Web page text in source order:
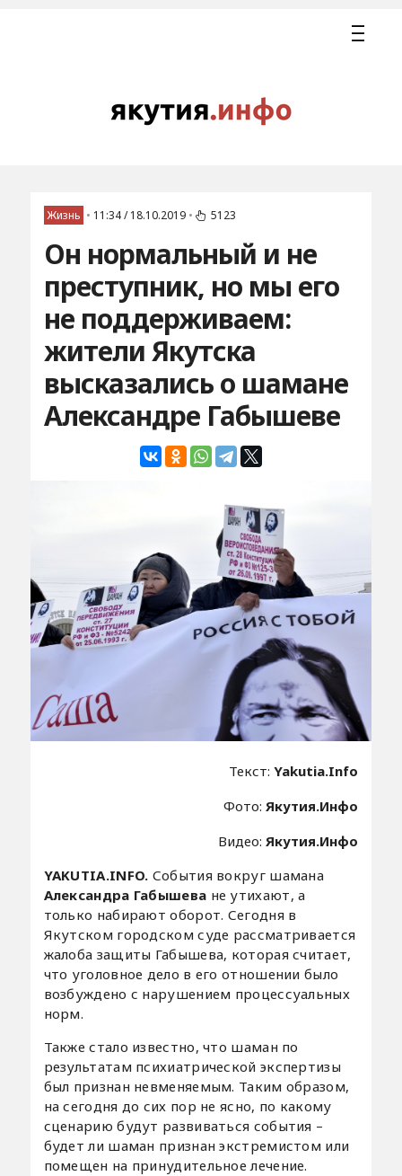
Жизнь • 11:34 / 18.10.2019 • 5123
Он нормальный и не
преступник, но мы его
не поддерживаем:
жители Якутска
высказались о шамане
Александре Габышеве
Текст:Yakutia.Info
Фото:Якутия.Инфо
Видео:Якутия.Инфо
YAKUTIA.INFO. События вокруг шамана
Александра Габышева не утихают, а
только набирают оборот. Сегодня в
Якутском городском суде рассматривается
жалоба защиты Габышева, которая считает,
что уголовное дело в его отношении было
возбуждено с нарушением процессуальных
норм.
Также стало известно, что шаман по
результатам психиатрической экспертизы
был признан невменяемым. Таким образом,
на сегодня до сих пор не ясно, по какому
сценарию будут развиваться события –
будет ли шаман признан экстремистом или
помещен на принудительное лечение.